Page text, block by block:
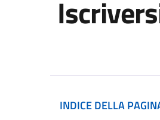
INDICE DELLA